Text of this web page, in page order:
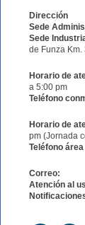
Dirección
Sede
Sede
de Funza Km.
Horario de
a 5:00 pm
Teléfono
Horario de
pm (Jornada
Teléfono
Correo:
Atención al